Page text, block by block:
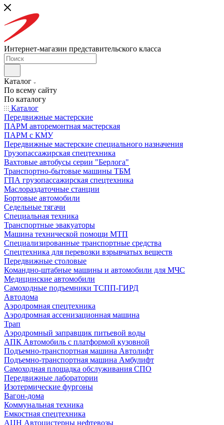
Интернет-магазин представительского класса
Каталог
По всему сайту
По каталогу
Каталог
Передвижные мастерские
ПАРМ авторемонтная мастерская
ПАРМ с КМУ
Передвижные мастерские специального назначения
Грузопассажирская спецтехника
Вахтовые автобусы серии "Берлога"
Транспортно-бытовые машины ТБМ
ГПА грузопассажирская спецтехника
Маслораздаточные станции
Бортовые автомобили
Седельные тягачи
Специальная техника
Транспортные эвакуаторы
Машина технической помощи МТП
Специализированные транспортные средства
Спецтехника для перевозки взрывчатых веществ
Передвижные столовые
Командно-штабные машины и автомобили для МЧС
Медицинские автомобили
Самоходные подъемники ТСПП-ГИРД
Автодома
Аэродромная спецтехника
Аэродромная ассенизационная машина
Трап
Аэродромный заправщик питьевой воды
АПК Автомобиль с платформой кузовной
Подъемно-транспортная машина Автолифт
Подъемно-транспортная машина Амбулифт
Самоходная площадка обслуживания СПО
Передвижные лаборатории
Изотермические фургоны
Вагон-дома
Коммунальная техника
Емкостная спецтехника
АЦН Автоцистерны нефтевозы